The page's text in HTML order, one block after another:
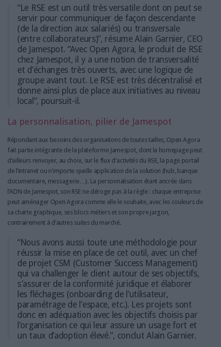
“Le RSE est un outil très versatile dont on peut se
servir pour communiquer de façon descendante
(de la direction aux salariés) ou transversale
(entre collaborateurs)”, résume Alain Garnier, CEO
de Jamespot. “Avec Open Agora, le produit de RSE
chez Jamespot, il y a une notion de transversalité
et d’échanges très ouverts, avec une logique de
groupe avant tout. Le RSE est très décentralisé et
donne ainsi plus de place aux initiatives au niveau
local”, poursuit-il.
La personnalisation, pilier de Jamespot
Répondant aux besoins des organisations de toutes tailles, Open Agora
fait partie intégrante de la plateforme Jamespot, dont la homepage peut
d’ailleurs renvoyer, au choix, sur le flux d'activités du RSE, la page portail
de l’intranet ou n'importe quelle application de la solution (hub, banque
documentaire, messagerie…). La personnalisation étant ancrée dans
l’ADN de Jamespot, son RSE ne déroge pas à la règle : chaque entreprise
peut aménager Open Agora comme elle le souhaite, avec les couleurs de
sa charte graphique, ses blocs métiers et son propre jargon,
contrairement à d’autres suites du marché.
“Nous avons aussi toute une méthodologie pour
réussir la mise en place de cet outil, avec un chef
de projet CSM (Customer Success Management)
qui va challenger le client autour de ses objectifs,
s’assurer de la conformité juridique et élaborer
les fléchages (onboarding de l’utilisateur,
paramétrage de l’espace, etc.). Les projets sont
donc en adéquation avec les objectifs choisis par
l’organisation ce qui leur assure un usage fort et
un taux d’adoption élevé.”, conclut Alain Garnier.